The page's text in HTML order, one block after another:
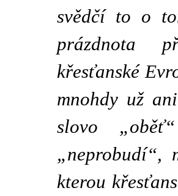
svědčí to o
prázdnota
křesťanské
mnohdy už
slovo
„neprobudí“,
kterou